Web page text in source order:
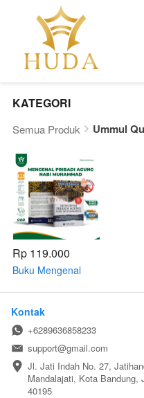
KATEGORI
Semua Produk Ummul
Rp 119.000
Buku Mengenal
Muhammad Saw -
Ummul Qura karya
Imam At-Tirmidzi
Kontak
+6289636858233
support@gmail.com
Jl. Jati Indah No. 27,
Mandalajati, Kota Bandung,
40195